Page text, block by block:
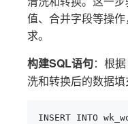
值、合并字段等操
求。
构建SQL语句：根据
洗和转换后的数据填
INSERT INTO